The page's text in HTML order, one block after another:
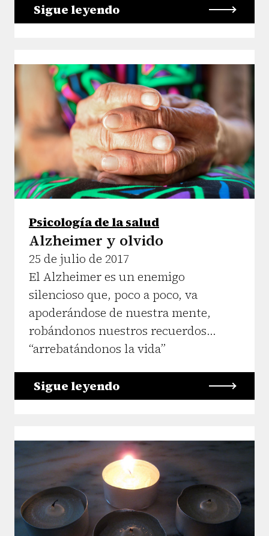
Sigue leyendo
Psicología de la salud
Alzheimer y olvido
25 de julio de 2017
El Alzheimer es un enemigo
silencioso que, poco a poco, va
apoderándose de nuestra mente,
robándonos nuestros recuerdos...
“arrebatándonos la vida”
Sigue leyendo